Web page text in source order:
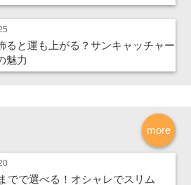
ると運も上がる？サンキャッチャー
魅力
more
でで選べる！オシャレでスリム